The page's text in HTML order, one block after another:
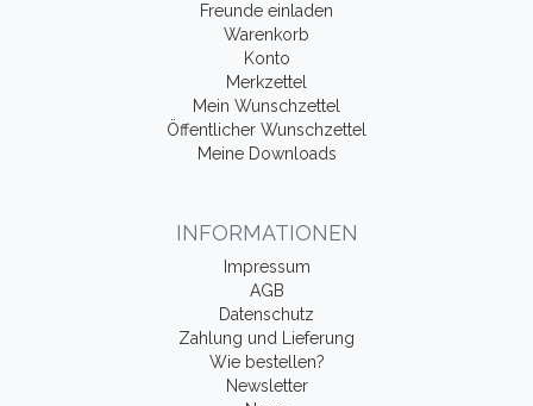
Freunde einladen
Warenkorb
Konto
Merkzettel
Mein Wunschzettel
Öffentlicher Wunschzettel
Meine Downloads
INFORMATIONEN
Impressum
AGB
Datenschutz
Zahlung und Lieferung
Wie bestellen?
Newsletter